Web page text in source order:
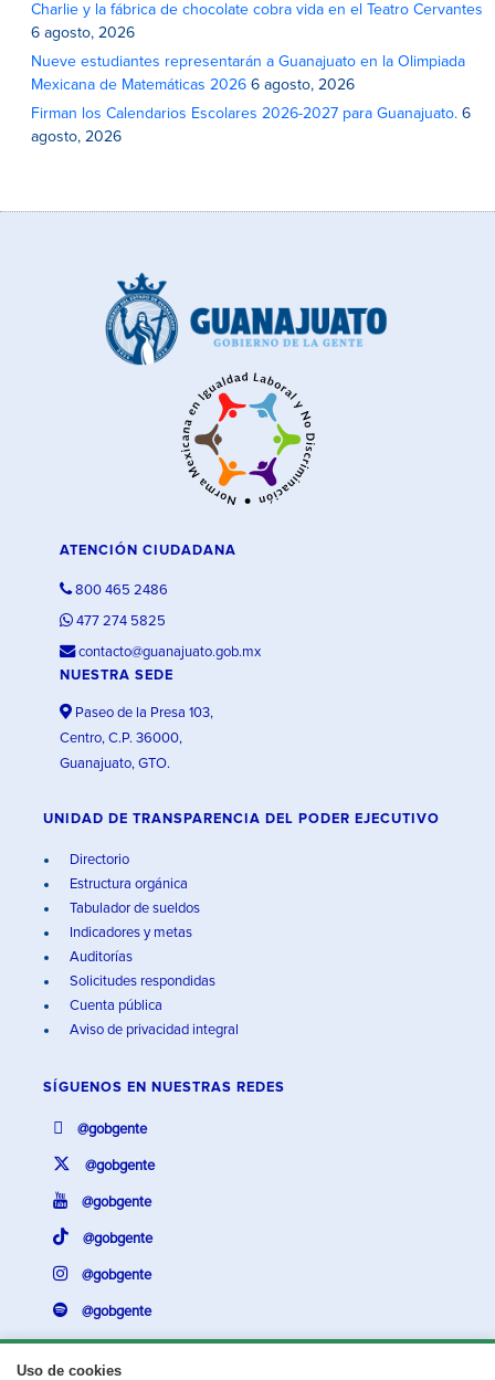
Charlie y la fábrica de chocolate cobra vida en el Teatro Cervantes
6 agosto, 2026
Nueve estudiantes representarán a Guanajuato en la Olimpiada
Mexicana de Matemáticas 2026 6 agosto, 2026
Firman los Calendarios Escolares 2026-2027 para Guanajuato. 6
agosto, 2026
Uso de cookies
ATENCIÓN CIUDADANA
800 465 2486
477 274 5825
contacto@guanajuato.gob.mx
NUESTRA SEDE
Paseo de la Presa 103,
Centro, C.P. 36000,
Guanajuato, GTO.
UNIDAD DE TRANSPARENCIA DEL PODER EJECUTIVO
Directorio
Estructura orgánica
Tabulador de sueldos
Indicadores y metas
Auditorías
Solicitudes respondidas
Cuenta pública
Aviso de privacidad integral
SÍGUENOS EN NUESTRAS REDES
@gobgente
@gobgente
@gobgente
@gobgente
@gobgente
@gobgente